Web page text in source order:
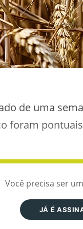
de uma
foram
Você precisa ser
JÁ É